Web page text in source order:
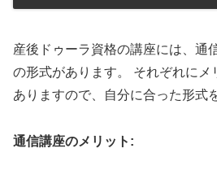
産後ドゥーラ資格の講座には、通
の形式があります。 それぞれにメ
ありますので、自分に合った形式
通信講座のメリット: